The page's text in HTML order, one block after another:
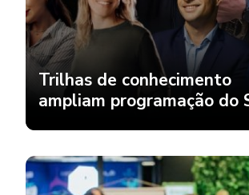
Trilhas de conhecimento
ampliam programação do